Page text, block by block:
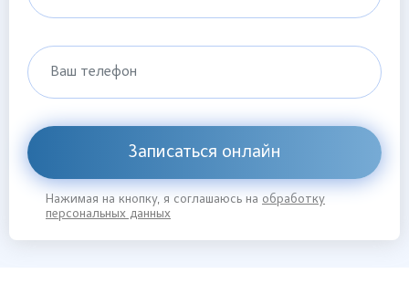
Ваш телефон
Записаться онлайн
Нажимая на кнопку, я соглашаюсь на обработку
персональных данных